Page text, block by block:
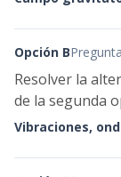
Opción B
Resolver la
de la segunda
Vibraciones,